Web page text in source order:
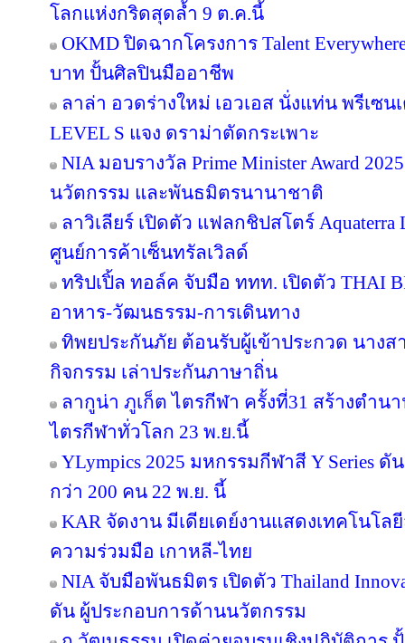
โลกแห่งกริดสุดล้ำ 9 ต.ค.นี้
OKMD ปิดฉากโครงการ Talent
บาท ปั้นศิลปินมืออาชีพ
ลาล่า อวดร่างใหม่ เอวเอส นั่งแท่น พรีเซ
LEVEL S แจง ดราม่าตัดกระเพาะ
NIA มอบรางวัล Prime Minister Award
นวัตกรรม และพันธมิตรนานาชาติ
ลาวิเลียร์ เปิดตัว แฟลกชิปสโตร์
ศูนย์การค้าเซ็นทรัลเวิลด์
ทริปเปิ้ล ทอล์ค จับมือ ททท. เปิดตัว THAI
อาหาร-วัฒนธรรม-การเดินทาง
ทิพยประกันภัย ต้อนรับผู้เข้าประกวด นางส
กิจกรรม เล่าประกันภาษาถิ่น
ลากูน่า ภูเก็ต ไตรกีฬา ครั้งที่31 สร้างตำ
ไตรกีฬาทั่วโลก 23 พ.ย.นี้
YLympics 2025 มหกรรมกีฬาสี Y Series
กว่า 200 คน 22 พ.ย. นี้
KAR จัดงาน มีเดียเดย์งานแสดงเทคโนโ
ความร่วมมือ เกาหลี-ไทย
NIA จับมือพันธมิตร เปิดตัว Thailand
ดัน ผู้ประกอบการด้านนวัตกรรม